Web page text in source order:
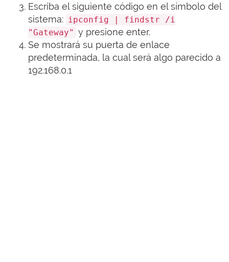
Escriba el siguiente código en el símbolo del
sistema: ipconfig | findstr /i
"Gateway" y presione enter.
Se mostrará su puerta de enlace
predeterminada, la cual será algo parecido a
192.168.0.1